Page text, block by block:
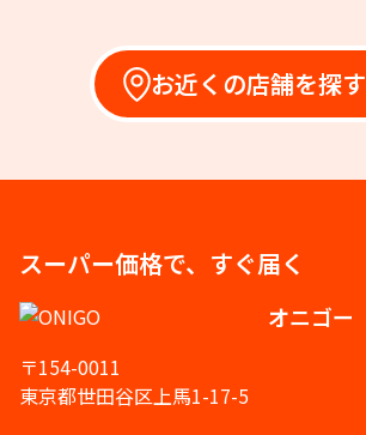
お近くの店舗を探す
スーパー価格で、すぐ届く
オニゴー
〒154-0011
東京都世田谷区上馬1-17-5